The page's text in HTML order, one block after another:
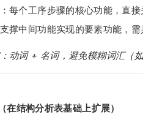
：每个工序步骤的核心功能，直接
撑中间功能实现的要素功能，需
：动词 + 名词，避免模糊词汇（如
在结构分析表基础上扩展）